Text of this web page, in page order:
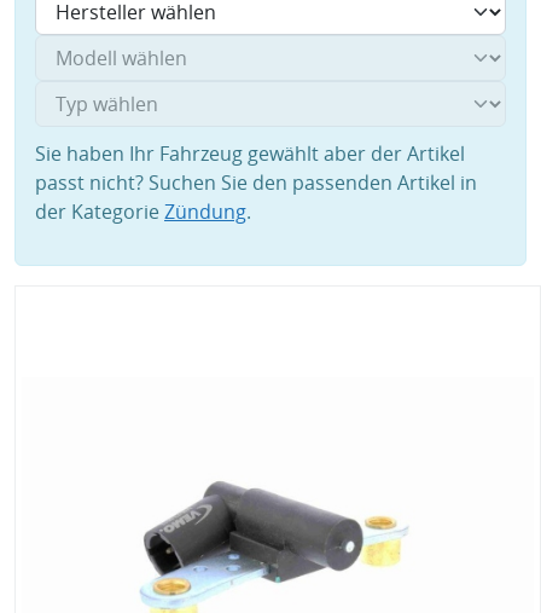
Sie haben Ihr Fahrzeug gewählt aber der Artikel
passt nicht? Suchen Sie den passenden Artikel in
der KategorieZündung.